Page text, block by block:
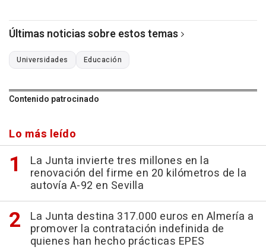
Últimas noticias sobre estos temas
Universidades Educación
Contenido patrocinado
Lo más leído
La Junta invierte tres millones en la
renovación del firme en 20 kilómetros de la
autovía A-92 en Sevilla
La Junta destina 317.000 euros en Almería a
promover la contratación indefinida de
quienes han hecho prácticas EPES